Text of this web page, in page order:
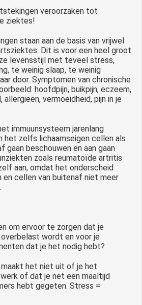
veroorzaken tot
ziektes!
staan aan de basis van vrijwel
Dit is voor een heel groot
levensstijl met teveel stress,
te weinig slaap, te weinig
door. Symptomen van chronische
hoofdpijn, buikpijn, eczeem,
vermoeidheid, pijn in je
immuunsysteem jarenlang
het zelfs lichaamseigen cellen als
gaan beschouwen en aan gaan
zoals reumatoïde artritis
aan, omdat het onderscheid
en cellen van buitenaf niet meer
om ervoor te zorgen dat je
wordt en voor je
dat je het nodig hebt?
maakt het niet uit of je het
of dat je net een maaltijd
hebt gegeten. Stress =